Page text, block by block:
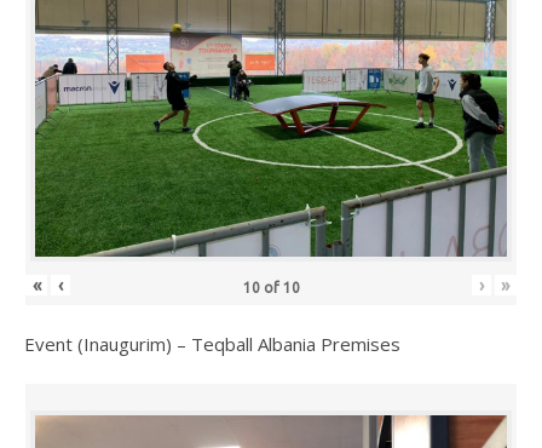
« ‹ 10of 10 › »
Event (Inaugurim) – Teqball Albania Premises